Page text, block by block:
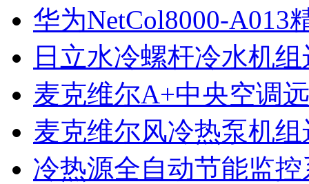
华为NetCol8000-A013
日立水冷螺杆冷水机
麦克维尔A+中央空调
麦克维尔风冷热泵机
冷热源全自动节能监控